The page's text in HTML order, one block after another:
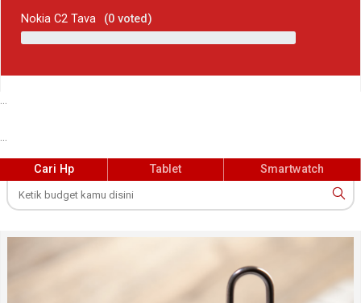
Nokia C2 Tava (0 voted)
Cari Hp Tablet Smartwatch